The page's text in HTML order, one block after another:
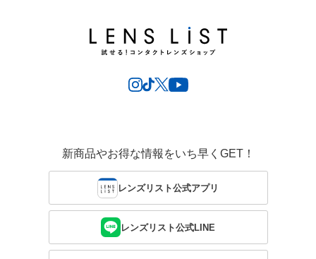
新商品やお得な情報をいち早くGET！
レンズリスト公式アプリ
レンズリスト公式LINE